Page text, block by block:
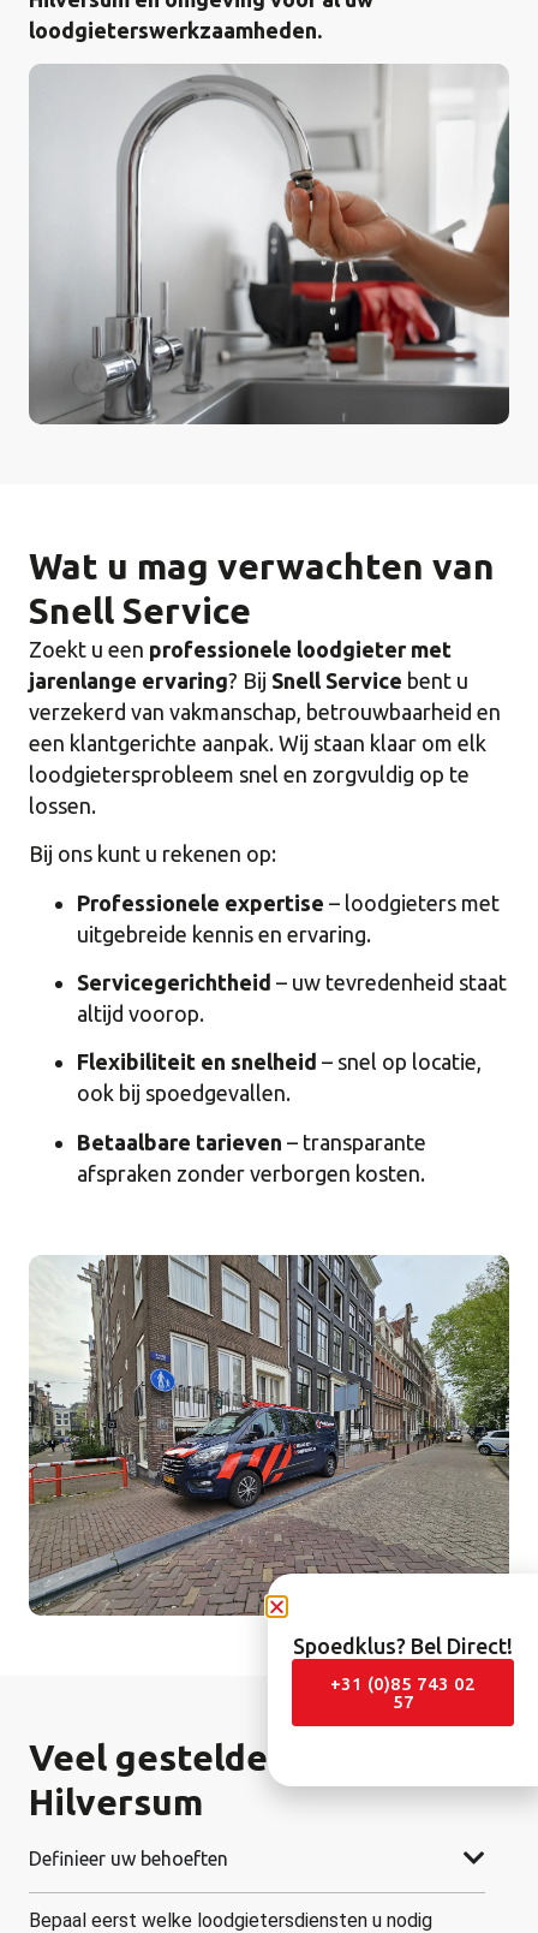
loodgieterswerkzaamheden.
Wat u mag verwachten van
Snell Service
Zoekt u een professionele loodgieter met
jarenlange ervaring? Bij Snell Service bent u
verzekerd van vakmanschap, betrouwbaarheid en
een klantgerichte aanpak. Wij staan klaar om elk
loodgietersprobleem snel en zorgvuldig op te
lossen.
Bij ons kunt u rekenen op:
Professionele expertise – loodgieters met
uitgebreide kennis en ervaring.
Servicegerichtheid – uw tevredenheid staat
altijd voorop.
Flexibiliteit en snelheid – snel op locatie,
ook bij spoedgevallen.
Betaalbare tarieven – transparante
afspraken zonder verborgen kosten.
Veel gestelde vragen in
Hilversum
Definieer uw behoeften
Bepaal eerst welke loodgietersdiensten u nodig
Spoedklus? Bel Direct!
+31 (0)85 743 02
57